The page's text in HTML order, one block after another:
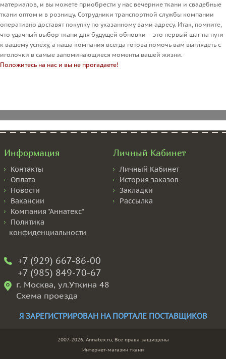
материалов, и вы можете приобрести у нас вечерние ткани и свадебные
ткани оптом и в розницу. Сотрудники транспортной службы компании
оперативно доставят покупку по указанному вами адресу. Итак, помните,
что удачный выбор ткани для будущей обновки – это первый шаг на пути
к вашему успеху, а наша компания всегда готова помочь вам выглядеть с
иголочки в самые запоминающиеся моменты вашей жизни.
Положитесь на нас и вы не прогадаете!
Информация
Контакты
Оплата
Новости
Вакансии
Компания "Аннатекс"
Политика
конфиденциальности
Личный Кабинет
Личный Кабинет
История заказов
Закладки
Рассылка
+7 (929) 667-86-00
+7 (985) 849-70-67
г. Москва, ул.Уткина 48
Схема проезда
Я ЗАРЕГИСТРИРОВАН НА ПОРТАЛЕ ПОСТАВЩИКОВ
2007-2026, Annatex.ru, Все права защищены
Интернет-магазин ткани